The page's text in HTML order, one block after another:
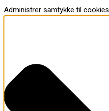
Administrer samtykke til cookies